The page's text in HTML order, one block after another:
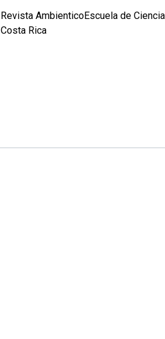
Revista AmbienticoEscuela de
Costa Rica